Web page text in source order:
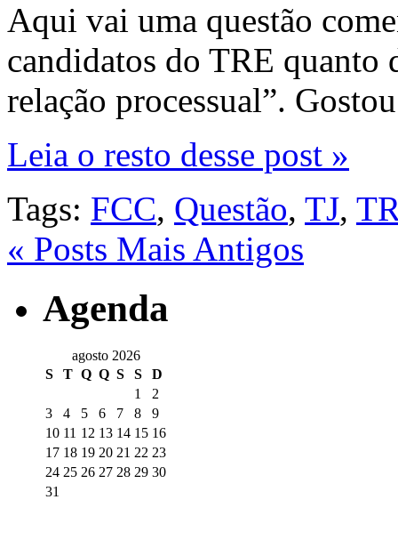
Aqui vai uma questão
candidatos do TRE quanto
relação processual”.
Leia o resto desse post »
Tags: FCC, Questão, TJ,
« Posts Mais Antigos
Agenda
agosto 2026
S
T Q Q S S
D
1
2
3
4 5 6 7 8
9
10 11 12 13 14 15 16
17 18 19 20 21 22 23
24 25 26 27 28 29 30
31